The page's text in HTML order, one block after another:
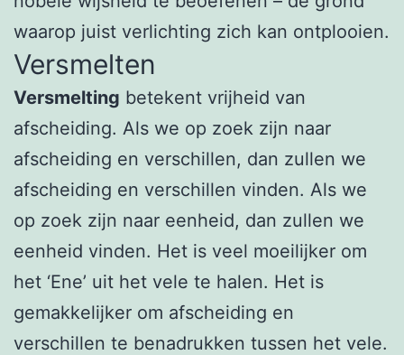
waarop juist verlichting zich kan ontplooien.
Versmelten
Versmelting betekent vrijheid van
afscheiding. Als we op zoek zijn naar
afscheiding en verschillen, dan zullen we
afscheiding en verschillen vinden. Als we
op zoek zijn naar eenheid, dan zullen we
eenheid vinden. Het is veel moeilijker om
het ‘Ene’ uit het vele te halen. Het is
gemakkelijker om afscheiding en
verschillen te benadrukken tussen het vele.